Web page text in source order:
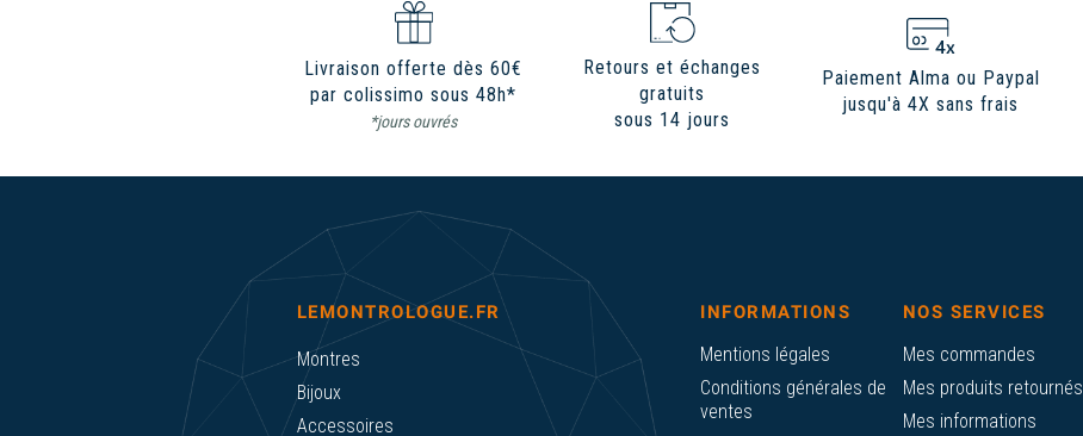
Livraison offerte dès 60€
par colissimo sous 48h*
*jours ouvrés
Retours et échanges
gratuits
sous 14 jours
Paiement Alma ou Paypal
jusqu'à 4X sans frais
LEMONTROLOGUE.FR
Montres
Bijoux
Accessoires
INFORMATIONS
Mentions légales
Conditions générales de
ventes
NOS SERVICES
Mes commandes
Mes produits retournés
Mes informations